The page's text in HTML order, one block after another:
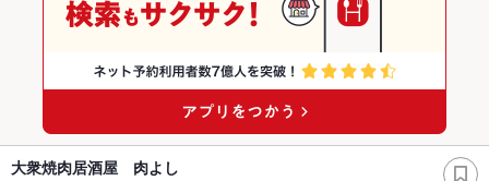
大衆焼肉居酒屋 肉よし